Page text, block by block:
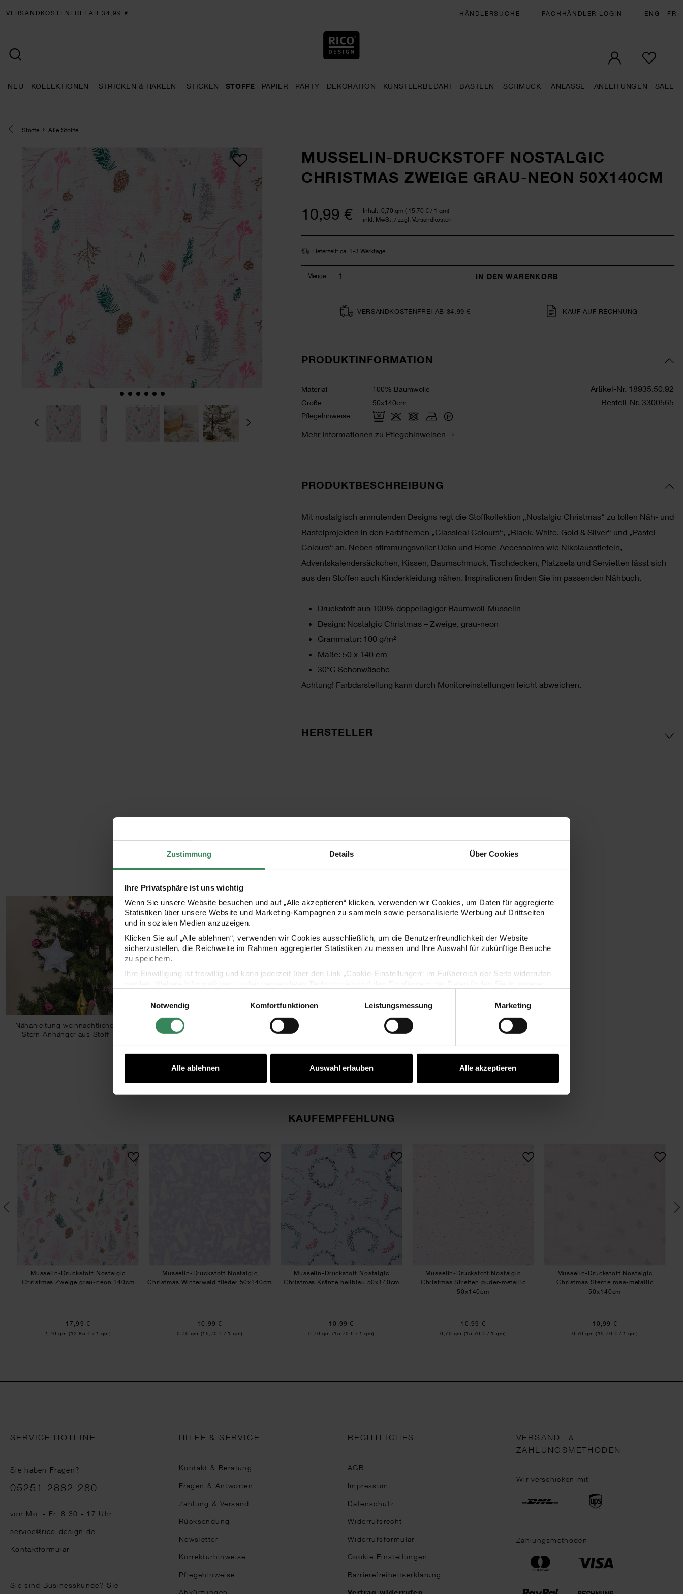
Zustimmung Details Über Cookies
Ihre Privatsphäre ist uns wichtig
Wenn Sie unsere Website besuchen und auf „Alle akzeptieren“ klicken, verwenden wir Cookies, um Daten für aggregierte
Statistiken über unsere Website und Marketing-Kampagnen zu sammeln sowie personalisierte Werbung auf Drittseiten
und in sozialen Medien anzuzeigen.
Klicken Sie auf „Alle ablehnen“, verwenden wir Cookies ausschließlich, um die Benutzerfreundlichkeit der Website
sicherzustellen, die Reichweite im Rahmen aggregierter Statistiken zu messen und Ihre Auswahl für zukünftige Besuche
zu speichern.
Ihre Einwilligung ist freiwillig und kann jederzeit über den Link „Cookie-Einstellungen“ im Fußbereich der Seite widerrufen
Impressum
Datenschutz Vertrag widerrufen
Einwilligungsauswahl
Notwendig
Komfortfunktionen Leistungsmessung Marketing
Alle ablehnen Auswahl erlauben Alle akzeptieren
VERSANDKOSTENFREI AB 34,99 € HÄNDLERSUCHE FACHHÄNDLER LOGIN ENG FR
NEU KOLLEKTIONEN STRICKEN & HÄKELN STICKEN STOFFE PAPIER PARTY DEKORATION KÜNSTLERBEDARF BASTELN SCHMUCK ANLÄSSE ANLEITUNGEN SALE
Eine Kategorie zurück navigieren
Stoffe Alle Stoffe
MUSSELIN-DRUCKSTOFF NOSTALGIC
CHRISTMAS ZWEIGE GRAU-NEON 50X140CM
10,99 € Inhalt: 0,70 qm ( 15,70 € / 1 qm)
inkl. MwSt. / zzgl. Versandkosten
Lieferzeit: ca. 1-3 Werktage
Menge: IN DEN WARENKORB
VERSAND­KOSTEN­FREI AB 34,99 € KAUF AUF RECHNUNG
PRODUKTINFORMATION
Material
100% Baumwolle
Größe
50x140cm
Pflegehinweise
Mehr Informationen zu Pflegehinweisen
Artikel-Nr. 18935.50.92
Bestell-Nr. 3300565
PRODUKTBESCHREIBUNG
Mit nostalgisch anmutenden Designs regt die Stoffkollektion „Nostalgic Christmas“ zu tollen Näh- und
Bastelprojekten in den Farbthemen „Classical Colours“, „Black, White, Gold & Silver“ und „Pastel
Colours“ an. Neben stimmungsvoller Deko und Home-Accessoires wie Nikolausstiefeln,
Adventskalendersäckchen, Kissen, Baumschmuck, Tischdecken, Platzsets und Servietten lässt sich
aus den Stoffen auch Kinderkleidung nähen. Inspirationen finden Sie im passenden Nähbuch.
Druckstoff aus 100% doppellagiger Baumwoll-Musselin
Design: Nostalgic Christmas – Zweige, grau-neon
Grammatur: 100 g/m²
Maße: 50 x 140 cm
30°C Schonwäsche
Achtung! Farbdarstellung kann durch Monitoreinstellungen leicht abweichen.
HERSTELLER
KOSTENLOSE ANLEITUNGEN
Nähanleitung weihnachtlicher
Stern-Anhänger aus Stoff
KAUFEMPFEHLUNG
metallic 50x140cm
Nähbuch No. 7 WeihnachtenMusselin-Druckstoff Nostalgic Christmas Zweige grau-neon 140cm
Musselin-Druckstoff Nostalgic
Christmas Zweige grau-neon 140cm
17,99 €
Inhalt:
1,40 qm (12,85 € / 1 qm)
Musselin-Druckstoff Nostalgic Christmas Winterwald flieder 50x140cm
Musselin-Druckstoff Nostalgic
Christmas Winterwald flieder 50x140cm
10,99 €
Inhalt:
0,70 qm (15,70 € / 1 qm)
Musselin-Druckstoff Nostalgic Christmas Kränze hellblau 50x140cm
Musselin-Druckstoff Nostalgic
Christmas Kränze hellblau 50x140cm
10,99 €
Inhalt:
0,70 qm (15,70 € / 1 qm)
Musselin-Druckstoff Nostalgic
Christmas Streifen puder-metallic
50x140cm
10,99 €
Inhalt:
0,70 qm (15,70 € / 1 qm)
Musselin-Druckstoff Nostalgic
Christmas Sterne rosa-metallic
50x140cm
10,99 €
Inhalt:
0,70 qm (15,70 € / 1 qm)
SERVICE HOTLINE
Sie haben Fragen?
Telefonnummer
05251 2882 280
von Mo. - Fr. 8:30 - 17 Uhr
service@rico-design.de
Kontaktformular
Sie sind Businesskunde?Sie
HILFE & SERVICE
Kontakt & Beratung
Fragen & Antworten
Zahlung & Versand
Rücksendung
Newsletter
Korrekturhinweise
Pflegehinweise
Abkürzungen
RECHTLICHES
AGB
Impressum
Datenschutz
Widerrufsrecht
Widerrufsformular
Cookie Einstellungen
Barrierefreiheitserklärung
Vertrag widerrufen
VERSAND- &
ZAHLUNGSMETHODEN
Wir verschicken mit
Zahlungsmethoden